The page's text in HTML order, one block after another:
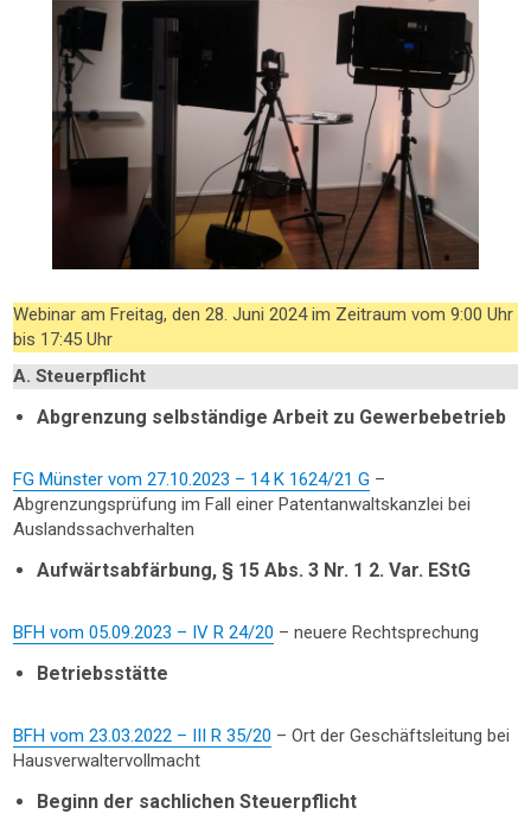
Kommunalverwaltung
Webinar am Freitag, den 28. Juni 2024 im Zeitraum vom 9:00 Uhr
bis 17:45 Uhr
A. Steuerpflicht
Abgrenzung selbständige Arbeit zu Gewerbebetrieb
FG Münster vom 27.10.2023 – 14 K 1624/21 G –
Abgrenzungsprüfung im Fall einer Patentanwaltskanzlei bei
Auslandssachverhalten
Aufwärtsabfärbung, § 15 Abs. 3 Nr. 1 2. Var. EStG
BFH vom 05.09.2023 – IV R 24/20 – neuere Rechtsprechung
Betriebsstätte
BFH vom 23.03.2022 – III R 35/20 – Ort der Geschäftsleitung bei
Hausverwaltervollmacht
Beginn der sachlichen Steuerpflicht